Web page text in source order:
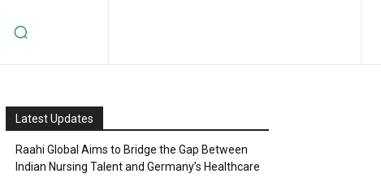
Latest Updates
Raahi Global Aims to Bridge the Gap Between
Indian Nursing Talent and Germany’s Healthcare